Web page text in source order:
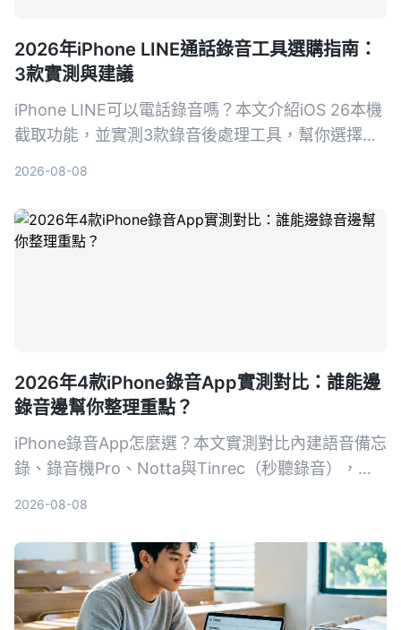
2026年iPhone LINE通話錄音工具選購指南：
3款實測與建議
iPhone LINE可以電話錄音嗎？本文介紹iOS 26本機
截取功能，並實測3款錄音後處理工具，幫你選擇最
2026-08-08
2026年4款iPhone錄音App實測對比：誰能邊
錄音邊幫你整理重點？
iPhone錄音App怎麼選？本文實測對比內建語音備忘
錄、錄音機Pro、Notta與Tinrec（秒聽錄音），從
2026-08-08